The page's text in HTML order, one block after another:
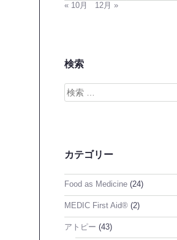
« 10月
12月 »
検索
検
索
カテゴリー
Food as Medicine (24)
MEDIC First Aid® (2)
アトピー (43)